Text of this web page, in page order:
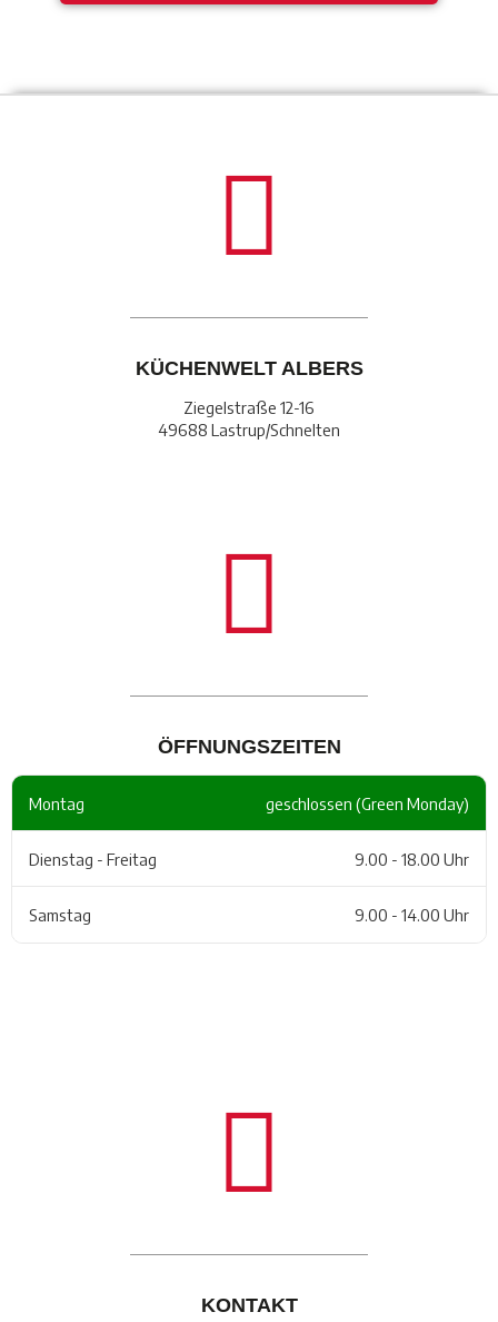
KÜCHENWELT ALBERS
Ziegelstraße 12-16
49688 Lastrup/Schnelten
ÖFFNUNGSZEITEN
Montag geschlossen (Green Monday)
Dienstag - Freitag 9.00 - 18.00 Uhr
Samstag 9.00 - 14.00 Uhr
KONTAKT